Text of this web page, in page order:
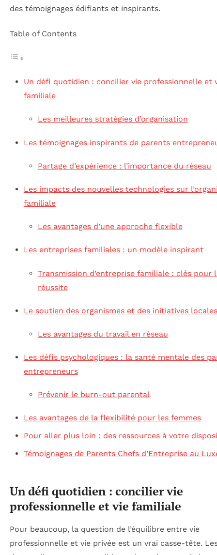
des témoignages édifiants et inspirants.
Table of Contents
Un défi quotidien : concilier vie professionnelle et
familiale
Les meilleures stratégies d’organisation
Les témoignages inspirants de parents
Partage d’expérience : l’importance du réseau
Les impacts des nouvelles technologies sur
familiale
Les avantages d’une approche flexible
Les entreprises familiales : un modèle inspirant
Transmission d’entreprise familiale : clés pour
réussite
Le soutien des organismes et des initiatives locales
Les avantages du travail en réseau
Les défis psychologiques : la santé mentale des
entrepreneurs
Prévenir le burn-out parental
Les avantages de la flexibilité pour les femmes
Pour aller plus loin : des ressources à votre
Témoignages de Parents Chefs d’Entreprise au
Un défi quotidien : concilier vie
professionnelle et vie familiale
Pour beaucoup, la question de l’équilibre entre vie
professionnelle et vie privée est un vrai casse-tête.